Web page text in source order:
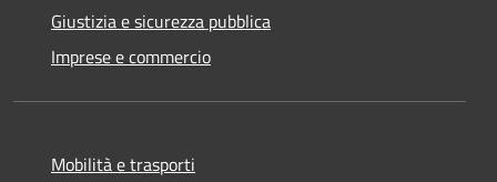
Giustizia e sicurezza pubblica
Imprese e commercio
Mobilità e trasporti